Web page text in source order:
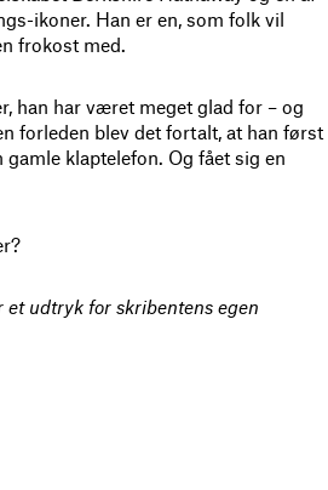
ikoner. Han er en, som folk vil
frokost med.
han har været meget glad for – og
forleden blev det fortalt, at han først
klaptelefon. Og fået sig en
udtryk for skribentens egen